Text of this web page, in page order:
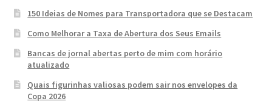
150 Ideias de Nomes para Transportadora que se Destacam
Como Melhorar a Taxa de Abertura dos Seus Emails
Bancas de jornal abertas perto de mim com horário
atualizado
Quais figurinhas valiosas podem sair nos envelopes da
Copa 2026